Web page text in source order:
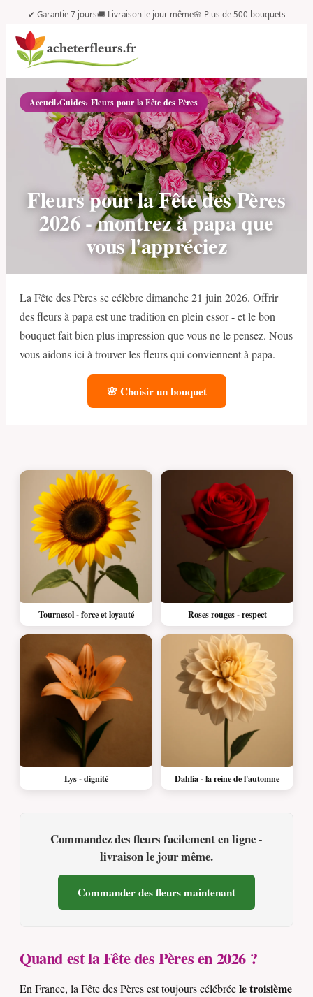
✔ Garantie 7 jours🚚 Livraison le jour même🌸 Plus de 500 bouquets
Accueil›Guides› Fleurs pour la Fête des Pères
Fleurs pour la Fête des Pères
2026 - montrez à papa que
vous l'appréciez
La Fête des Pères se célèbre dimanche 21 juin 2026. Offrir
des fleurs à papa est une tradition en plein essor - et le bon
bouquet fait bien plus impression que vous ne le pensez. Nous
vous aidons ici à trouver les fleurs qui conviennent à papa.
🌸 Choisir un bouquet
Tournesol - force et loyauté Roses rouges - respect
Lys - dignité Dahlia - la reine de l'automne
Commandez des fleurs facilement en ligne -
livraison le jour même.
Commander des fleurs maintenant
Quand est la Fête des Pères en 2026 ?
En France, la Fête des Pères est toujours célébréele troisième